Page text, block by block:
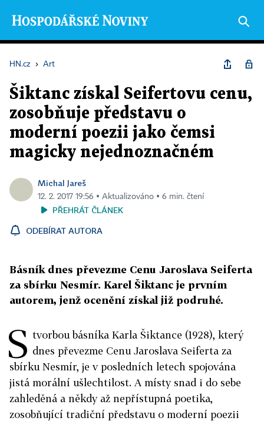
HN.cz › Art
Šiktanc získal Seifertovu cenu,
zosobňuje představu o
moderní poezii jako čemsi
magicky nejednoznačném
Michal Jareš
12. 2. 2017 19:56 ▪ Aktualizováno ▪ 6 min. čtení
PŘEHRÁT ČLÁNEK
ODEBÍRAT AUTORA
Básník dnes převezme Cenu Jaroslava Seiferta
za sbírku Nesmír. Karel Šiktanc je prvním
autorem, jenž ocenění získal již podruhé.
S tvorbou básníka Karla Šiktance (1928), který
dnes převezme Cenu Jaroslava Seiferta za
sbírku Nesmír, je v posledních letech spojována
jistá morální ušlechtilost. A místy snad i do sebe
zahleděná a někdy až nepřístupná poetika,
zosobňující tradiční představu o moderní poezii